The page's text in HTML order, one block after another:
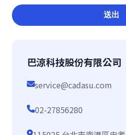
送出
巴涼科技股份有限公司
service@cadasu.com
02-27856280